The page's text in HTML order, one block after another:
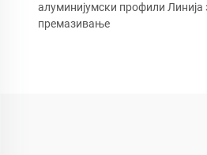
алуминијумски профили Линија
премазивање